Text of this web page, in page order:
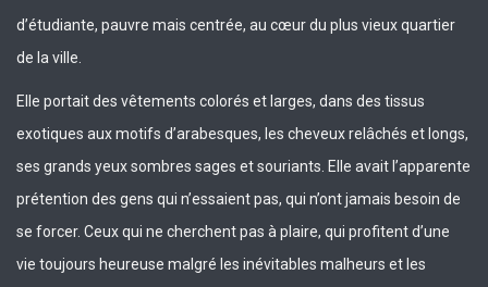
d’étudiante, pauvre mais centrée, au cœur du plus vieux quartier
de la ville.
Elle portait des vêtements colorés et larges, dans des tissus
exotiques aux motifs d’arabesques, les cheveux relâchés et longs,
ses grands yeux sombres sages et souriants. Elle avait l’apparente
prétention des gens qui n’essaient pas, qui n’ont jamais besoin de
se forcer. Ceux qui ne cherchent pas à plaire, qui profitent d’une
vie toujours heureuse malgré les inévitables malheurs et les